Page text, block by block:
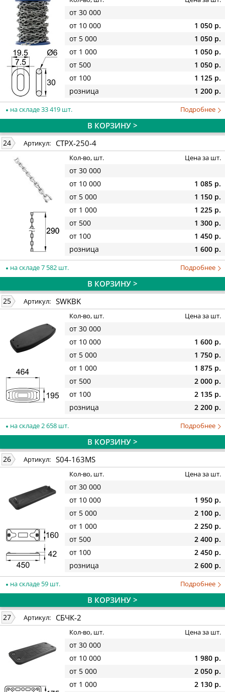
от 30 000
от 10 000
1 050 р.
от 5 000
1 050 р.
от 1 000
1 050 р.
от 500
1 050 р.
от 100
1 125 р.
розница
1 200 р.
на складе 33 419 шт. Подробнее
В КОРЗИНУ >
24 Артикул: СТРХ-250-4
Кол-во, шт. Цена за шт.
от 30 000
от 10 000
1 085 р.
от 5 000
1 150 р.
от 1 000
1 225 р.
от 500
1 300 р.
от 100
1 450 р.
розница
1 600 р.
на складе 7 582 шт. Подробнее
В КОРЗИНУ >
25 Артикул: SWKBK
Кол-во, шт. Цена за шт.
от 30 000
от 10 000
1 600 р.
от 5 000
1 750 р.
от 1 000
1 875 р.
от 500
2 000 р.
от 100
2 135 р.
розница
2 200 р.
на складе 2 658 шт. Подробнее
В КОРЗИНУ >
26 Артикул: S04-163MS
Кол-во, шт. Цена за шт.
от 30 000
от 10 000
1 950 р.
от 5 000
2 100 р.
от 1 000
2 250 р.
от 500
2 400 р.
от 100
2 450 р.
розница
2 600 р.
на складе 59 шт. Подробнее
В КОРЗИНУ >
27 Артикул: СБЧК-2
Кол-во, шт. Цена за шт.
от 30 000
от 10 000
1 980 р.
от 5 000
2 050 р.
от 1 000
2 130 р.